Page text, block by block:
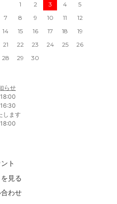
1
2 3 4
5
7 8 9 10 11
12
14 15 16 17 18
19
21 22 23 24 25
26
28 29 30
らせ
します
ト
見る
わせ